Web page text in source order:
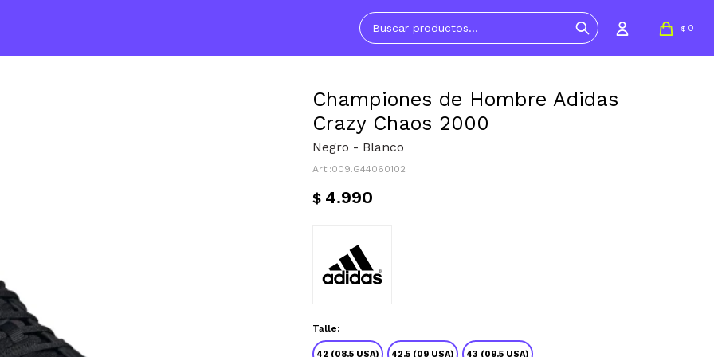
$ 0
Championes de Hombre Adidas
Crazy Chaos 2000
Negro - Blanco
009.G44060102
$ 4.990
Talle:
42 (08.5 USA) 42.5 (09 USA) 43 (09.5 USA)